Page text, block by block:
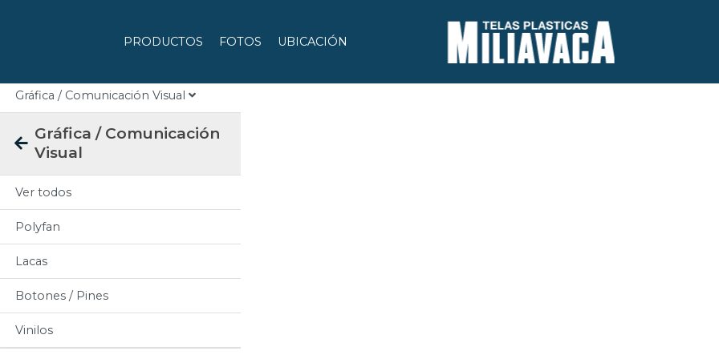
PRODUCTOS FOTOS UBICACIÓN
Gráfica / Comunicación Visual
Gráfica / Comunicación
Visual
Ver todos
Polyfan
Lacas
Botones / Pines
Vinilos